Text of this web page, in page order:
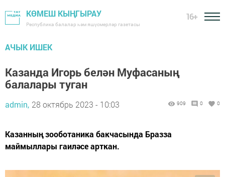
КӨМЕШ КЫҢГЫРАУ
Республика балалар һәм яшүсмерләр газетасы
16+
АЧЫК ИШЕК
Казанда Игорь белән Муфасаның
балалары туган
admin, 28 октябрь 2023 - 10:03 909 0 0
Казанның зооботаника бакчасында Бразза
маймыллары гаиләсе арткан.